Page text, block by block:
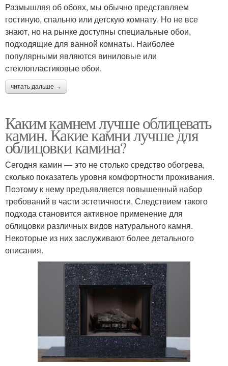
Размышляя об обоях, мы обычно представляем
гостиную, спальню или детскую комнату. Но не все
знают, но на рынке доступны специальные обои,
подходящие для ванной комнаты. Наиболее
популярными являются виниловые или
стеклопластиковые обои.
читать дальше →
Каким камнем лучше облицевать
камин. Какие камни лучше для
облицовки камина?
Сегодня камин — это не столько средство обогрева,
сколько показатель уровня комфортности проживания.
Поэтому к нему предъявляется повышенный набор
требований в части эстетичности. Следствием такого
подхода становится активное применение для
облицовки различных видов натурального камня.
Некоторые из них заслуживают более детального
описания.